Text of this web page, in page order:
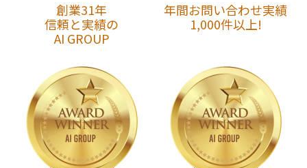
創業31年
信頼と実績の
AI GROUP
年間お問い合わせ実績
1,000件以上!